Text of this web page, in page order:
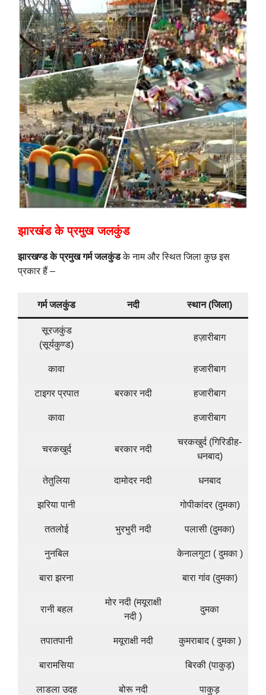
झारखंड के प्रमुख जलकुंड
झारखण्ड के प्रमुख गर्म जलकुंडके नाम और स्थित जिला कुछ इस
प्रकार हैं –
गर्म जलकुंड नदी स्थान (जिला)
सूरजकुंड
(सूर्यकुण्ड)
हज़ारीबाग
कावा हजारीबाग
टाइगर प्रपात बरकार नदी हजारीबाग
कावा हजारीबाग
चरकखुर्द बरकार नदी
चरकखुर्द (गिरिडीह-
धनबाद)
तेतुलिया दामोदर नदी धनबाद
झरिया पानी गोपीकांदर (दुमका)
ततलोई भुरभुरी नदी पलासी (दुमका)
नुनबिल केनालगुटा ( दुमका )
बारा झरना बारा गांव (दुमका)
रानी बहल
मोर नदी (मयूराक्षी
नदी )
दुमका
तपातपानी मयूराक्षी नदी कुमराबाद ( दुमका )
बारामसिया बिरकी (पाकुड़)
लाडला उदह बोरू नदी पाकुड़